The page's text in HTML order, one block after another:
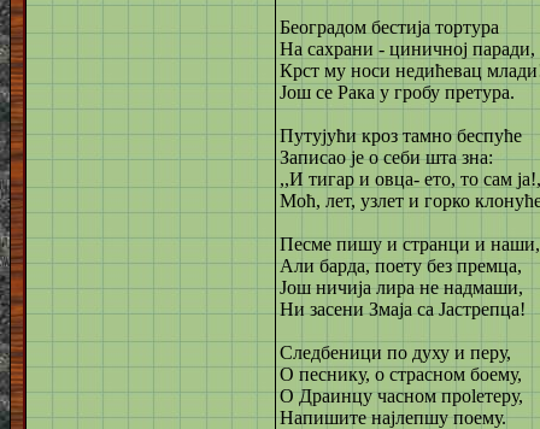
Београдом бестија тортура
На сахрани - циничној паради,
Крст му носи недићевац
Још се Рака у гробу претура.
Путујући кроз тамно беспуће
Записао је о себи шта зна:
,,И тигар и овца- ето, то сам
Моћ, лет, узлет и горко
Песме пишу и странци и наши,
Али барда, поету без премца,
Још ничија лира не надмаши,
Ни засени Змаја са Јастрепца!
Следбеници по духу и перу,
О песнику, о страсном боему,
О Драинцу часном прoleтеру,
Напишите најлепшу поему.